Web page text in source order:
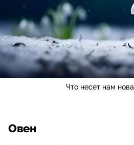
Что несет нам
Овен